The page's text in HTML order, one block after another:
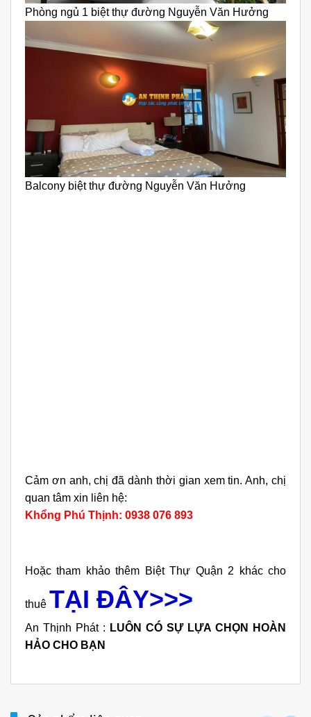
Phòng ngủ 1 biệt thự đường Nguyễn Văn Hưởng
Balcony biệt thự đường Nguyễn Văn Hưởng
Cảm ơn anh, chị đã dành thời gian xem tin. Anh, chị
quan tâm xin liên hệ:
Khổng Phú Thịnh: 0938 076 893
Hoặc tham khảo thêm Biệt Thự Quận 2 khác cho
thuê TẠI ĐÂY>>>
An Thịnh Phát : LUÔN CÓ SỰ LỰA CHỌN HOÀN
HẢO CHO BẠN